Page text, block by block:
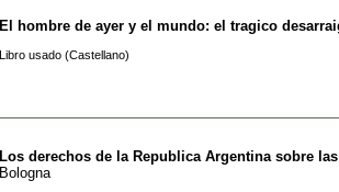
El hombre de ayer y el mundo: el tragico
Libro usado (Castellano)
Los derechos de la Republica Argentina sobre
Bologna